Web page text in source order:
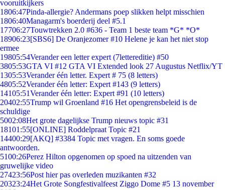
vooruitkijkers
1806:47Pinda-allergie? Andermans poep slikken helpt misschien
1806:40Managarm's boerderij deel #5.1
17706:27Touwtrekken 2.0 #636 - Team 1 beste team *G* *O*
18906:23[SBS6] De Oranjezomer #10 Helene je kan het niet stop
ermee
19805:54Verander een letter expert (7lettereditie) #50
3805:53GTA VI #12 GTA VI Extended look 27 Augustus Netflix/YT
1305:53Verander één letter. Expert # 75 (8 letters)
4805:52Verander één letter: Expert #143 (9 letters)
14105:51Verander één letter: Expert #91 (10 letters)
20402:55Trump wil Groenland #16 Het opengrensbeleid is de
schuldige
5002:08Het grote dagelijkse Trump nieuws topic #31
18101:55[ONLINE] Roddelpraat Topic #21
14400:29[AKQ] #3384 Topic met vragen. En soms goede
antwoorden.
5100:26Perez Hilton opgenomen op spoed na uitzenden van
gruwelijke video
27423:56Post hier pas overleden muzikanten #32
20323:24Het Grote Songfestivalfeest Ziggo Dome #5 13 november